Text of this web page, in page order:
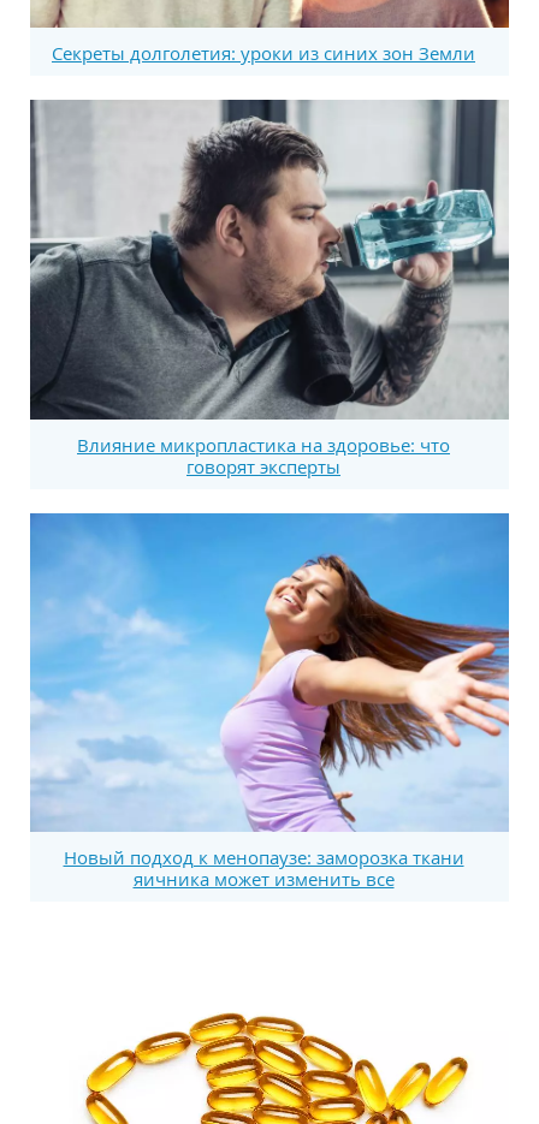
Секреты долголетия: уроки из синих зон Земли
Влияние микропластика на здоровье: что
говорят эксперты
Новый подход к менопаузе: заморозка ткани
яичника может изменить все